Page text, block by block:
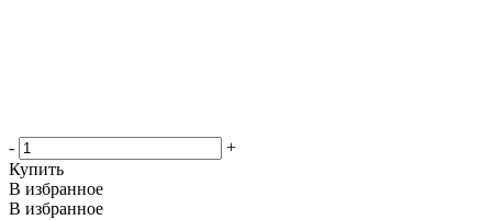
-
+
Купить
В избранное
В избранное